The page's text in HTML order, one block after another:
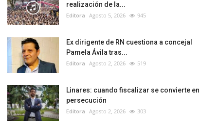
realización de la...
Editora Agosto 5, 2026 945
Ex dirigente de RN cuestiona a concejal
Pamela Ávila tras...
Editora Agosto 2, 2026 519
Linares: cuando fiscalizar se convierte en
persecución
Editora Agosto 2, 2026 303